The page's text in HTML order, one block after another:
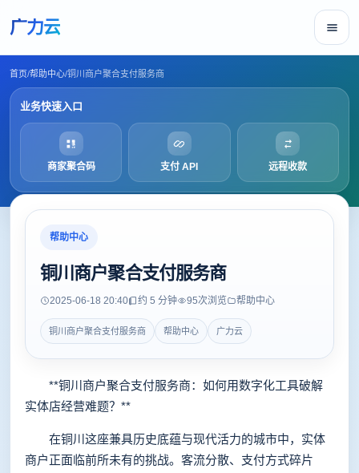
广力云
首页/帮助中心/铜川商户聚合支付服务商
业务快速入口
商家聚合码 支付 API 远程收款
帮助中心
铜川商户聚合支付服务商
2025-06-18 20:40 约 5 分钟 95次浏览 帮助中心
铜川商户聚合支付服务商 帮助中心 广力云
**铜川商户聚合支付服务商：如何用数字化工具破解
实体店经营难题？**
在铜川这座兼具历史底蕴与现代活力的城市中，实体
商户正面临前所未有的挑战。客流分散、支付方式碎片